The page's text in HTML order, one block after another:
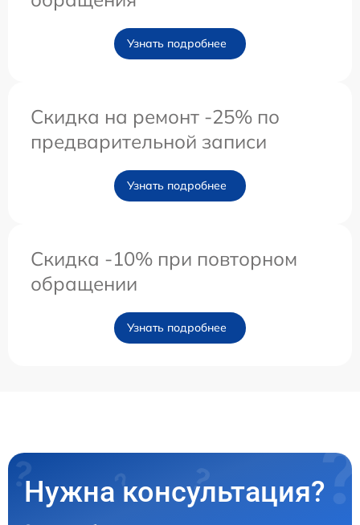
Узнать подробнее
Скидка на ремонт -25% по
предварительной записи
Узнать подробнее
Скидка -10% при повторном
обращении
Узнать подробнее
Нужна консультация?